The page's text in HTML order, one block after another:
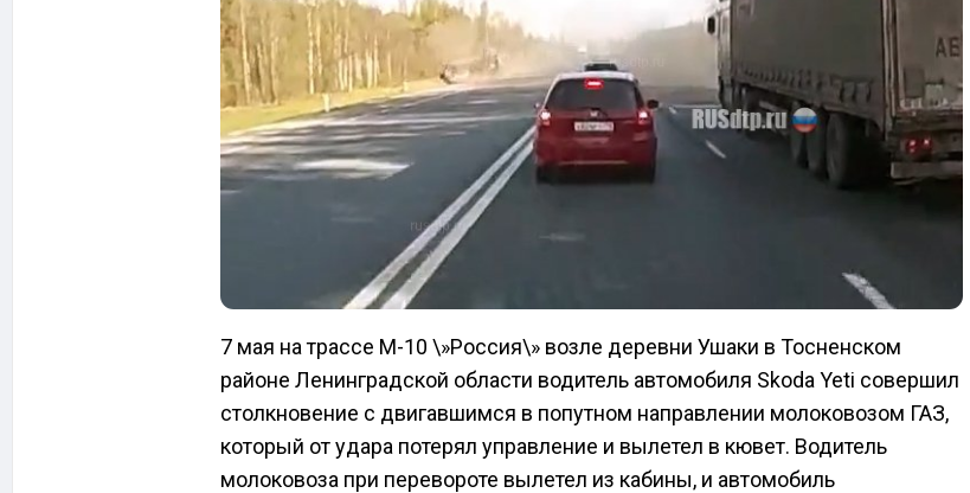
7 мая на трассе М-10 \»Россия\» возле деревни Ушаки в Тосненском
районе Ленинградской области водитель автомобиля Skoda Yeti совершил
столкновение с двигавшимся в попутном направлении молоковозом ГАЗ,
который от удара потерял управление и вылетел в кювет. Водитель
молоковоза при перевороте вылетел из кабины, и автомобиль